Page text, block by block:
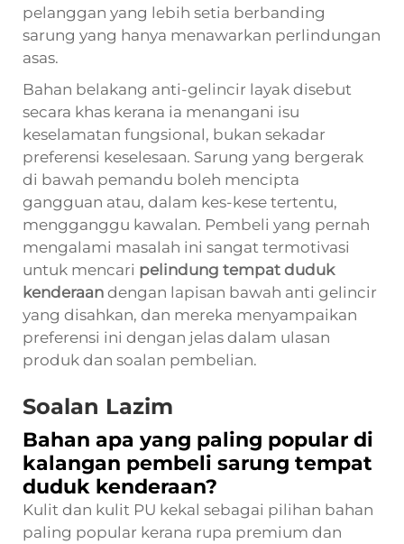
pelanggan yang lebih setia berbanding
sarung yang hanya menawarkan perlindungan
asas.
Bahan belakang anti-gelincir layak disebut
secara khas kerana ia menangani isu
keselamatan fungsional, bukan sekadar
preferensi keselesaan. Sarung yang bergerak
di bawah pemandu boleh mencipta
gangguan atau, dalam kes-kese tertentu,
mengganggu kawalan. Pembeli yang pernah
mengalami masalah ini sangat termotivasi
untuk mencari pelindung tempat duduk
kenderaan dengan lapisan bawah anti gelincir
yang disahkan, dan mereka menyampaikan
preferensi ini dengan jelas dalam ulasan
produk dan soalan pembelian.
Soalan Lazim
Bahan apa yang paling popular di
kalangan pembeli sarung tempat
duduk kenderaan?
Kulit dan kulit PU kekal sebagai pilihan bahan
paling popular kerana rupa premium dan